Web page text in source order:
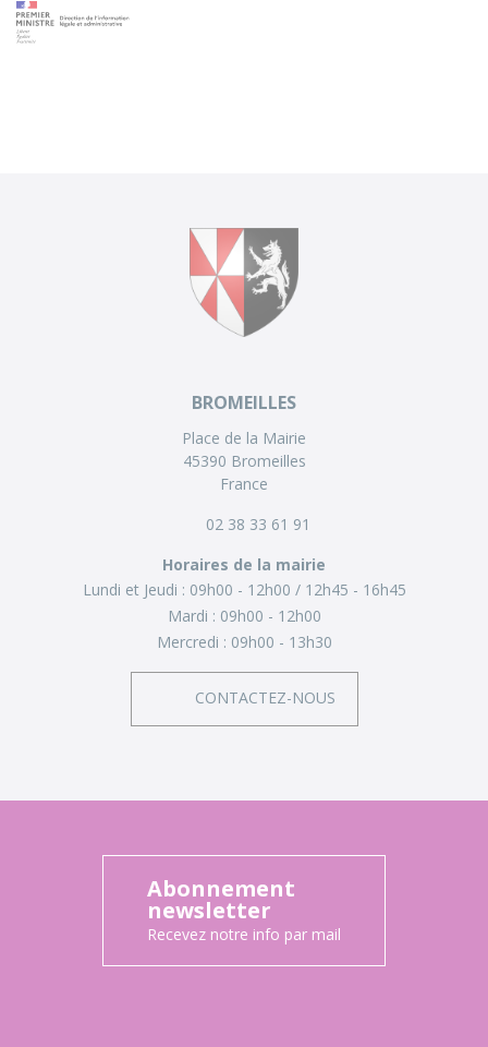
BROMEILLES
Place de la Mairie
45390 Bromeilles
France
02 38 33 61 91
Horaires de la mairie
Lundi et Jeudi : 09h00 - 12h00
12h45 - 16h45
Mardi : 09h00 - 12h00
Mercredi : 09h00 - 13h30
CONTACTEZ-NOUS
Abonnement
newsletter
Recevez notre info par mail